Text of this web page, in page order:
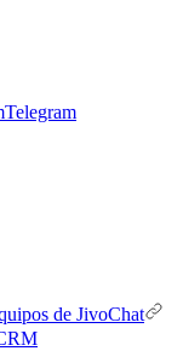
Telegram
de JivoChat